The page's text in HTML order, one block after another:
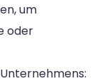
um
oder